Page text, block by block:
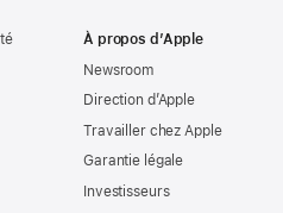
À propos d’Apple
Newsroom
Direction d’Apple
Travailler chez Apple
Garantie légale
Investisseurs